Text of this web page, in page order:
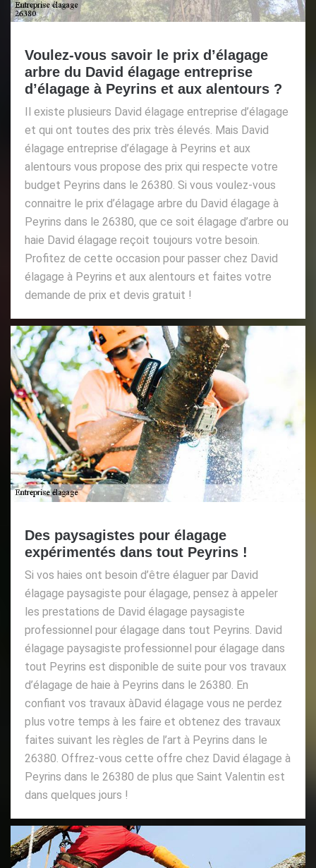
Voulez-vous savoir le prix d’élagage
arbre du David élagage entreprise
d’élagage à Peyrins et aux alentours ?
Il existe plusieurs David élagage entreprise d’élagage
et qui ont toutes des prix très élevés. Mais David
élagage entreprise d’élagage à Peyrins et aux
alentours vous propose des prix qui respecte votre
budget Peyrins dans le 26380. Si vous voulez-vous
connaitre le prix d’élagage arbre du David élagage à
Peyrins dans le 26380, que ce soit élagage d’arbre ou
haie David élagage reçoit toujours votre besoin.
Profitez de cette occasion pour passer chez David
élagage à Peyrins et aux alentours et faites votre
demande de prix et devis gratuit !
Des paysagistes pour élagage
expérimentés dans tout Peyrins !
Si vos haies ont besoin d’être élaguer par David
élagage paysagiste pour élagage, pensez à appeler
les prestations de David élagage paysagiste
professionnel pour élagage dans tout Peyrins. David
élagage paysagiste professionnel pour élagage dans
tout Peyrins est disponible de suite pour vos travaux
d’élagage de haie à Peyrins dans le 26380. En
confiant vos travaux àDavid élagage vous ne perdez
plus votre temps à les faire et obtenez des travaux
faites suivant les règles de l’art à Peyrins dans le
26380. Offrez-vous cette offre chez David élagage à
Peyrins dans le 26380 de plus que Saint Valentin est
dans quelques jours !